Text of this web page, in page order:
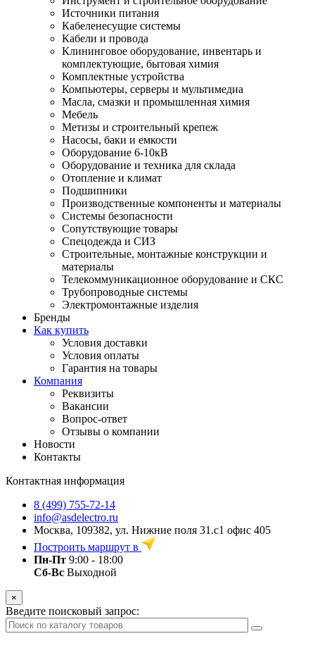
Источники питания
Кабеленесущие системы
Кабели и провода
Клининговое оборудование, инвентарь и
комплектующие, бытовая химия
Комплектные устройства
Компьютеры, серверы и мультимедиа
Масла, смазки и промышленная химия
Мебель
Метизы и строительный крепеж
Насосы, баки и емкости
Оборудование 6-10кВ
Оборудование и техника для склада
Отопление и климат
Подшипники
Производственные компоненты и материалы
Системы безопасности
Сопутствующие товары
Спецодежда и СИЗ
Строительные, монтажные конструкции и
материалы
Телекоммуникационное оборудование и СКС
Трубопроводные системы
Электромонтажные изделия
Бренды
Как купить
Условия доставки
Условия оплаты
Гарантия на товары
Компания
Реквизиты
Вакансии
Вопрос-ответ
Отзывы о компании
Новости
Контакты
Контактная информация
8 (499) 755-72-14
info@asdelectro.ru
Москва, 109382, ул. Нижние поля 31.с1 офис 405
Построить маршрут в
Пн-Пт 9:00 - 18:00
Сб-Вс Выходной
×
Введите поисковый запрос: